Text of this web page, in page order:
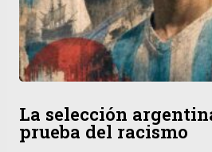
La selección
prueba del racismo